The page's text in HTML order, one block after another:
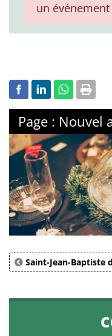
un
Page : Nouvel
Saint-Jean-Baptiste